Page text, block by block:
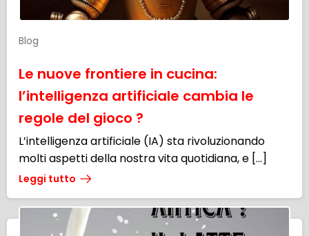
Blog
Le nuove frontiere in cucina:
l’intelligenza artificiale cambia le
regole del gioco ?
L’intelligenza artificiale (IA) sta rivoluzionando
molti aspetti della nostra vita quotidiana, e […]
Leggi tutto